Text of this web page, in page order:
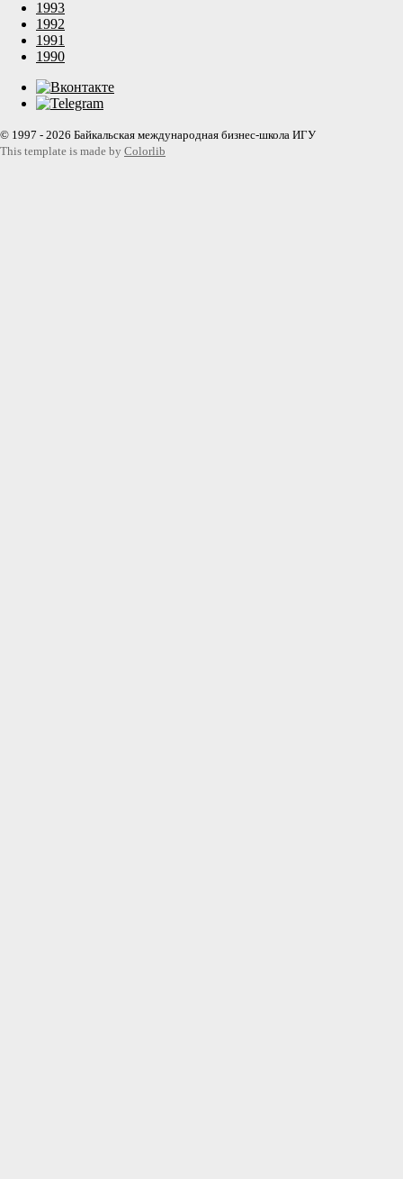
1993
1992
1991
1990
© 1997 - 2026 Байкальская международная бизнес-школа ИГУ
This template is made by Colorlib